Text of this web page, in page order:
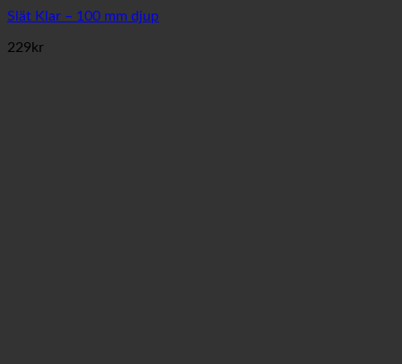
Slät Klar – 100 mm djup
229 kr